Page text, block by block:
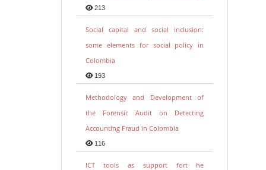
213
Social capital and social inclusion:
some elements for social policy in
Colombia
193
Methodology and Development of
the Forensic Audit on Detecting
Accounting Fraud in Colombia
116
ICT tools as support fort he